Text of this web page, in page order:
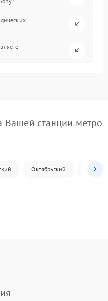
Вашей станции метро
Октябрьский